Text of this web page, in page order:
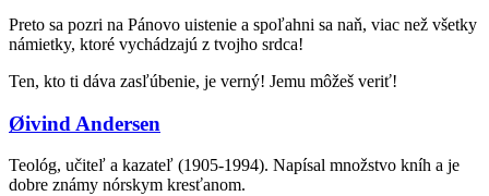
Preto sa pozri na Pánovo uistenie a spoľahni sa naň, viac než všetky
námietky, ktoré vychádzajú z tvojho srdca!
Ten, kto ti dáva zasľúbenie, je verný! Jemu môžeš veriť!
Øivind Andersen
Teológ, učiteľ a kazateľ (1905-1994). Napísal množstvo kníh a je
dobre známy nórskym kresťanom.